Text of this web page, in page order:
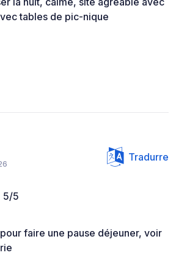
tables de pic-nique
Tradurre
5/5
faire une pause déjeuner, voir